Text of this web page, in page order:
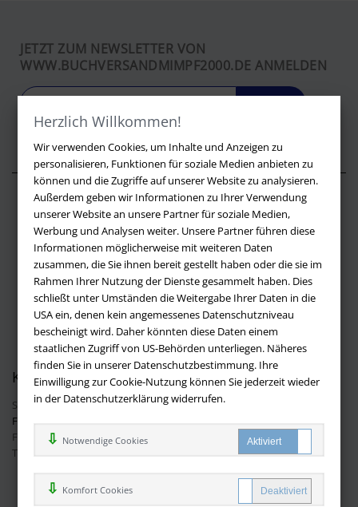
Herzlich Willkommen!
Wir verwenden Cookies, um Inhalte und Anzeigen zu
personalisieren, Funktionen für soziale Medien anbieten zu
können und die Zugriffe auf unserer Website zu analysieren.
Außerdem geben wir Informationen zu Ihrer Verwendung
unserer Website an unsere Partner für soziale Medien,
Werbung und Analysen weiter. Unsere Partner führen diese
Informationen möglicherweise mit weiteren Daten
zusammen, die Sie ihnen bereit gestellt haben oder die sie im
Rahmen Ihrer Nutzung der Dienste gesammelt haben. Dies
schließt unter Umständen die Weitergabe Ihrer Daten in die
USA ein, denen kein angemessenes Datenschutzniveau
bescheinigt wird. Daher könnten diese Daten einem
staatlichen Zugriff von US-Behörden unterliegen. Näheres
finden Sie in unserer Datenschutzbestimmung. Ihre
Einwilligung zur Cookie-Nutzung können Sie jederzeit wieder
in der Datenschutzerklärung widerrufen.
Notwendige Cookies
Komfort Cookies
JETZT ZUM NEWSLETTER VON
WWW.BUCHVERSANDMIMPF2000.DE ANMELDEN
Über buchversandmimpf2000.de
Impressum
Versandbedingungen
Widerruf
Batteriehinweis
AGB
Datenschutz
Kontakt
Sie haben Fragen?Hier finden Sie Antworten auf häufig gestellte
Fragen.
Fragen per E-Mail:info@buchversandmimpf2000.de
Telefon: +49 (0)9209 20 23 188
Ihre Vorteile bei uns
Kostenloser Versand innerhalb Deutschlands